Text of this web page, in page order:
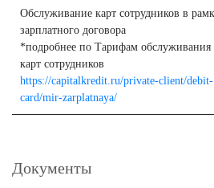
Обслуживание карт сотрудников в
зарплатного договора
*подробнее по Тарифам обслуживания
карт сотрудников
https://capitalkredit.ru/private-client/debit-
card/mir-zarplatnaya/
Документы